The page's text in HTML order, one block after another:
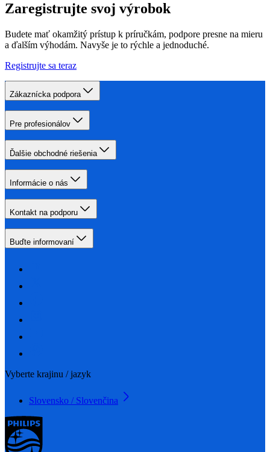
Zaregistrujte svoj výrobok
Budete mať okamžitý prístup k príručkám, podpore presne na mieru
a ďalším výhodám. Navyše je to rýchle a jednoduché.
Registrujte sa teraz
Zákaznícka podpora
Pre profesionálov
Ďalšie obchodné riešenia
Informácie o nás
Kontakt na podporu
Buďte informovaní
Vyberte krajinu / jazyk
Slovensko / Slovenčina